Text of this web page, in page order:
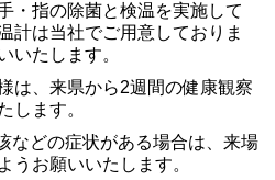
・指の除菌と検温を実施して
計は当社でご用意しておりま
いたします。
は、来県から2週間の健康観察
します。
などの症状がある場合は、来場
うお願いいたします。